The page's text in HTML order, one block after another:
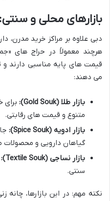
بازارهای محلی و
دبی علاوه بر مراکز خرید مدرن،
هرچند معمولاً در حراج های
قیمت های پایه مناسبی دارند و
می دهند:
بازار طلا (Gold Souk):
برای
متنوع و قیمت های رقابتی.
بازار ادویه (Spice Souk):
گیاهان دارویی و محصولات
بازار نساجی (Textile Souk):
سنتی.
نکته مهم: در این بازارها، چانه